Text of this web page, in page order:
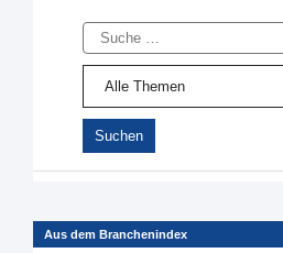
Suche
Aus dem Branchenindex